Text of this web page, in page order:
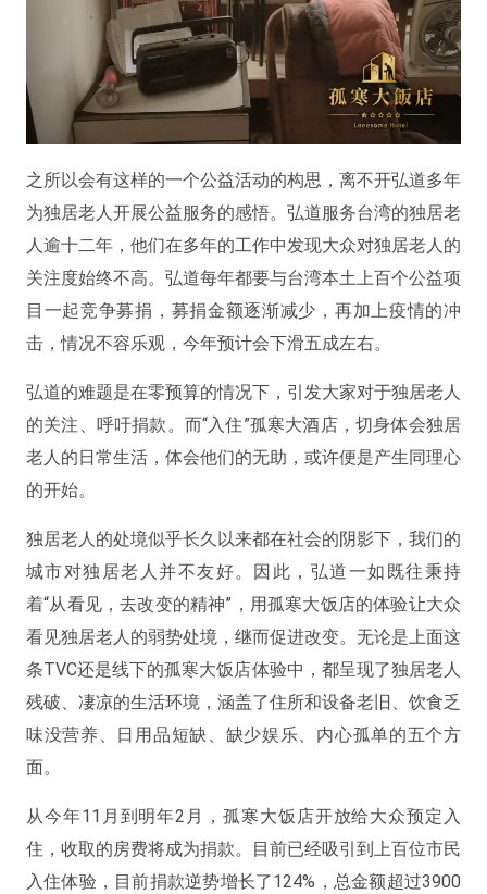
之所以会有这样的一个公益活动的构思，离不开弘道多年
为独居老人开展公益服务的感悟。弘道服务台湾的独居老
人逾十二年，他们在多年的工作中发现大众对独居老人的
关注度始终不高。弘道每年都要与台湾本土上百个公益项
目一起竞争募捐，募捐金额逐渐减少，再加上疫情的冲
击，情况不容乐观，今年预计会下滑五成左右。
弘道的难题是在零预算的情况下，引发大家对于独居老人
的关注、呼吁捐款。而“入住”孤寒大酒店，切身体会独居
老人的日常生活，体会他们的无助，或许便是产生同理心
的开始。
独居老人的处境似乎长久以来都在社会的阴影下，我们的
城市对独居老人并不友好。因此，弘道一如既往秉持
着“从看见，去改变的精神”，用孤寒大饭店的体验让大众
看见独居老人的弱势处境，继而促进改变。无论是上面这
条TVC还是线下的孤寒大饭店体验中，都呈现了独居老人
残破、凄凉的生活环境，涵盖了住所和设备老旧、饮食乏
味没营养、日用品短缺、缺少娱乐、内心孤单的五个方
面。
从今年11月到明年2月，孤寒大饭店开放给大众预定入
住，收取的房费将成为捐款。目前已经吸引到上百位市民
入住体验，目前捐款逆势增长了124%，总金额超过3900